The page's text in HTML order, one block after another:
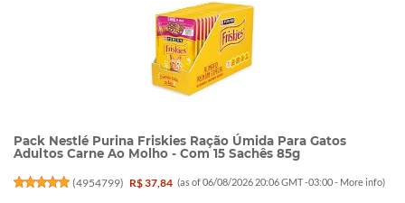
Pack Nestlé Purina Friskies Ração Úmida Para Gatos
Adultos Carne Ao Molho - Com 15 Sachês 85g
(4954799) R$ 37,84 (as of 06/08/2026 20:06 GMT -03:00 - More info)